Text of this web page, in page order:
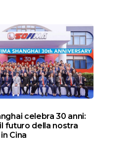
celebra 30 anni:
futuro della nostra
Cina